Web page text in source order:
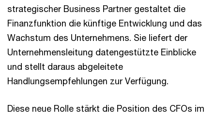
strategischer Business Partner gestaltet die
Finanzfunktion die künftige Entwicklung und das
Wachstum des Unternehmens. Sie liefert der
Unternehmensleitung datengestützte Einblicke
und stellt daraus abgeleitete
Handlungsempfehlungen zur Verfügung.
Diese neue Rolle stärkt die Position des CFOs im